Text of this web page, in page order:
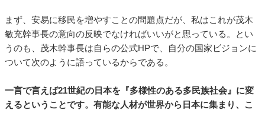
まず、安易に移民を増やすことの問題点だが、私はこれが茂木
敏充幹事長の意向の反映でなければいいがと思っている。とい
うのも、茂木幹事長は自らの公式HPで、自分の国家ビジョンに
ついて次のように語っているからである。
一言で言えば21世紀の日本を『多様性のある多民族社会』に変
えるということです。有能な人材が世界から日本に集まり、こ